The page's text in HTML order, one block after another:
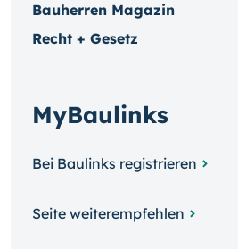
Bauherren Magazin
Recht + Gesetz
MyBaulinks
Bei Baulinks registrieren
Seite weiterempfehlen